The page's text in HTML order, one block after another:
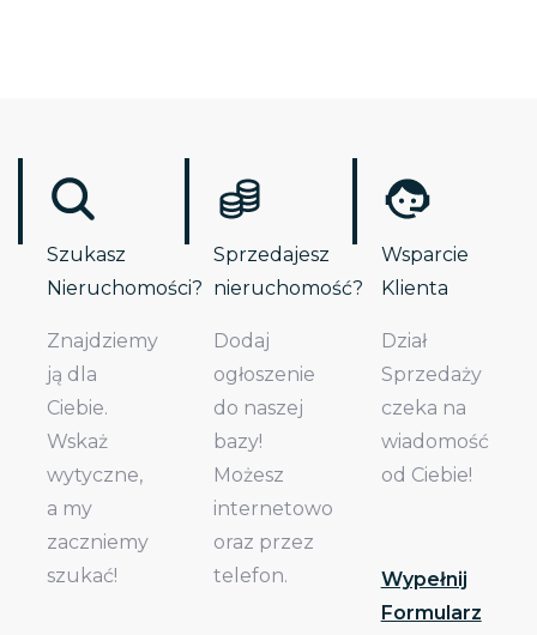
Szukasz
Nieruchomości?
Znajdziemy
ją dla
Ciebie.
Wskaż
wytyczne,
a my
zaczniemy
szukać!
Sprzedajesz
nieruchomość?
Dodaj
ogłoszenie
do naszej
bazy!
Możesz
internetowo
oraz przez
telefon.
Wsparcie
Klienta
Dział
Sprzedaży
czeka na
wiadomość
od Ciebie!
Wypełnij
Formularz